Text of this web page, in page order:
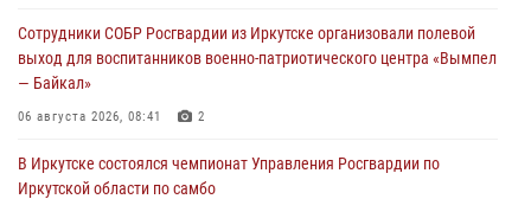
Сотрудники СОБР Росгвардии из Иркутске организовали полевой
выход для воспитанников военно-патриотического центра «Вымпел
— Байкал»
06 августа 2026, 08:41 2
В Иркутске состоялся чемпионат Управления Росгвардии по
Иркутской области по самбо